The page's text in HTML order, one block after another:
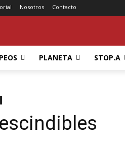
Nosotros Contacto
PLANETA STOP.A